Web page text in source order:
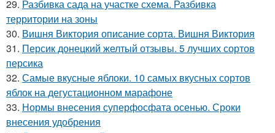
29. Разбивка сада на участке схема. Разбивка
территории на зоны
30. Вишня Виктория описание сорта. Вишня Виктория
31. Персик донецкий желтый отзывы. 5 лучших сортов
персика
32. Самые вкусные яблоки. 10 самых вкусных сортов
яблок на дегустационном марафоне
33. Нормы внесения суперфосфата осенью. Сроки
внесения удобрения